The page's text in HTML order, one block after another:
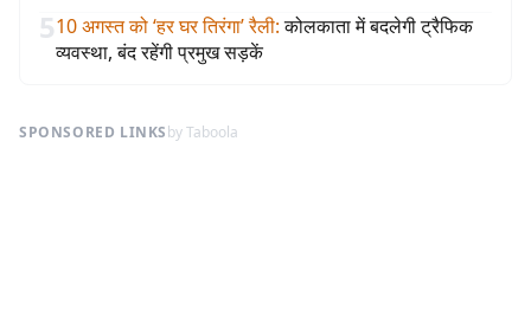
510 अगस्त को ‘हर घर तिरंगा’ रैली: कोलकाता में बदलेगी ट्रैफिक
व्यवस्था, बंद रहेंगी प्रमुख सड़कें
SPONSORED LINKSby Taboola